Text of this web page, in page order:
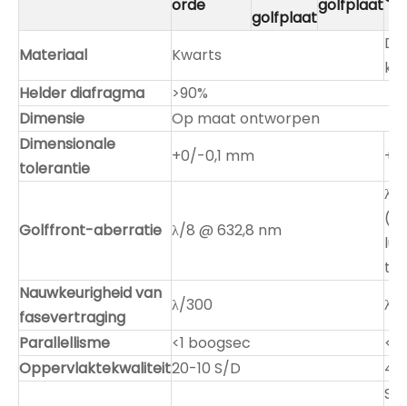
orde
golfplaat
golfplaat
Materiaal Kwarts
Helder diafragma
>90%
Dimensie
Op maat ontworpen
Dimensionale
tolerantie
+0/-0,1 mm
Golffront-aberratie λ/8 @ 632,8 nm
λ/
Nauwkeurigheid van
fasevertraging
λ/300
λ/
Parallellisme
<1 boogsec
Oppervlaktekwaliteit20-10 S/D